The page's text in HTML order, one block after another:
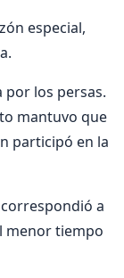
especial,
por los persas.
mantuvo que
participó en la
a
menor tiempo